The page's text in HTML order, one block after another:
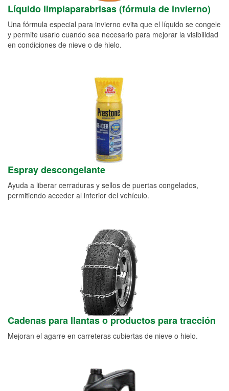
Líquido limpiaparabrisas (fórmula de invierno)
Una fórmula especial para invierno evita que el líquido se congele
y permite usarlo cuando sea necesario para mejorar la visibilidad
en condiciones de nieve o de hielo.
Espray descongelante
Ayuda a liberar cerraduras y sellos de puertas congelados,
permitiendo acceder al interior del vehículo.
Cadenas para llantas o productos para tracción
Mejoran el agarre en carreteras cubiertas de nieve o hielo.